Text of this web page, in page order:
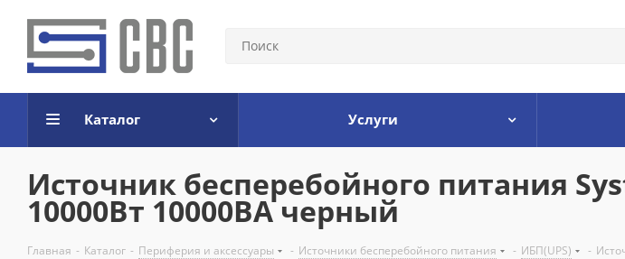
Каталог Услуги
Источник бесперебойного питания
10000Вт 10000ВА черный
Главная - Каталог - Периферия и аксессуары - Источники бесперебойного питания - ИБП(UPS) -